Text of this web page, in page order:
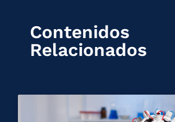
Contenidos
Relacionados